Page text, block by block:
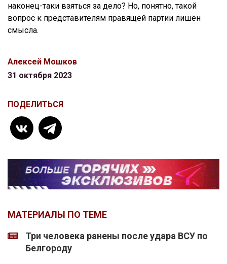
наконец-таки взяться за дело? Но, понятно, такой
вопрос к представителям правящей партии лишён
смысла.
Алексей Мошков
31 октября 2023
ПОДЕЛИТЬСЯ
МАТЕРИАЛЫ ПО ТЕМЕ
Три человека ранены после удара ВСУ по
Белгороду